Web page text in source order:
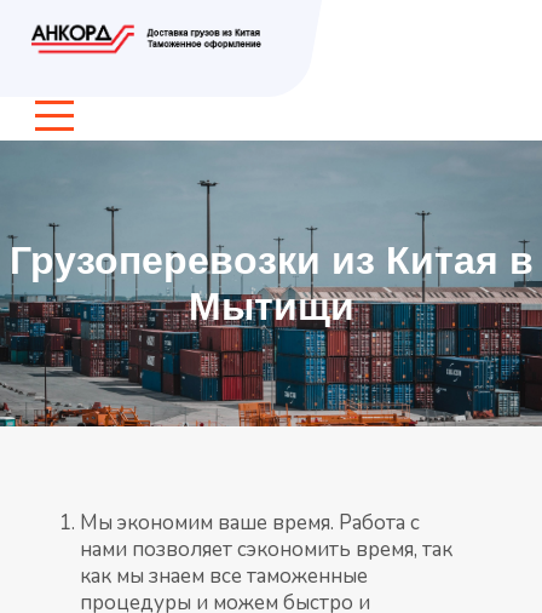
Грузоперевозки из Китая в
Мытищи
Мы экономим ваше время. Работа с
нами позволяет сэкономить время, так
как мы знаем все таможенные
процедуры и можем быстро и